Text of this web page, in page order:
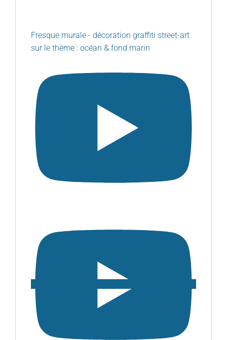
Fresque murale - décoration graffiti street-art
sur le thème : océan & fond marin